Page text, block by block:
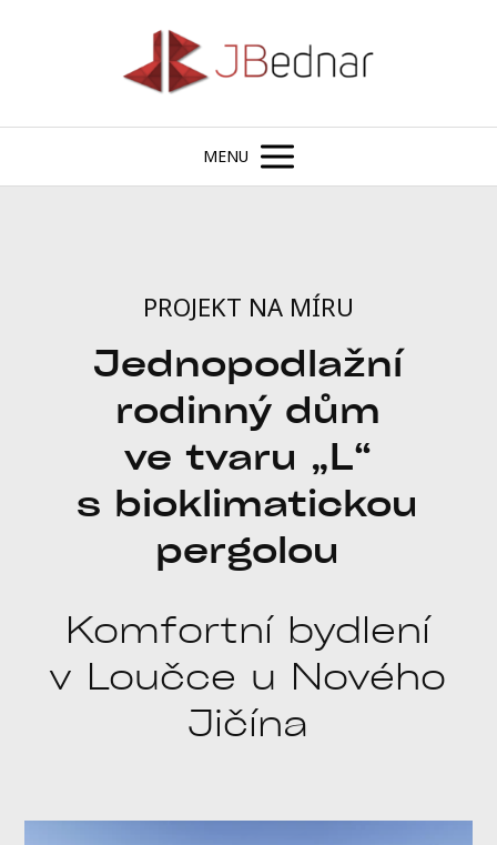
MENU
PROJEKT NA MÍRU
Jednopodlažní
rodinný dům
ve tvaru „L“
s bioklimatickou
pergolou
Komfortní bydlení
v Loučce u Nového
Jičína